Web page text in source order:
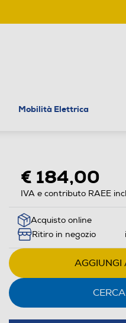
Mobilità Elettrica
€ 184,00
IVA e contributo RAEE
Acquisto online
Ritiro in negozio
AGGIUNGI